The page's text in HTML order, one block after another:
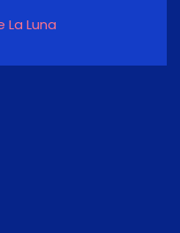
La Luna